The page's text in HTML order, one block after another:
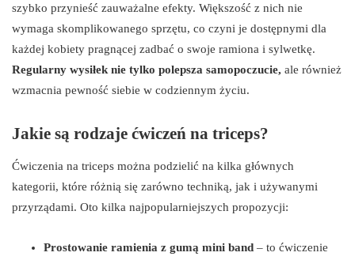
szybko przynieść zauważalne efekty. Większość z nich nie
wymaga skomplikowanego sprzętu, co czyni je dostępnymi dla
każdej kobiety pragnącej zadbać o swoje ramiona i sylwetkę.
Regularny wysiłek nie tylko polepsza samopoczucie, ale również
wzmacnia pewność siebie w codziennym życiu.
Jakie są rodzaje ćwiczeń na triceps?
Ćwiczenia na triceps można podzielić na kilka głównych
kategorii, które różnią się zarówno techniką, jak i używanymi
przyrządami. Oto kilka najpopularniejszych propozycji:
Prostowanie ramienia z gumą mini band – to ćwiczenie